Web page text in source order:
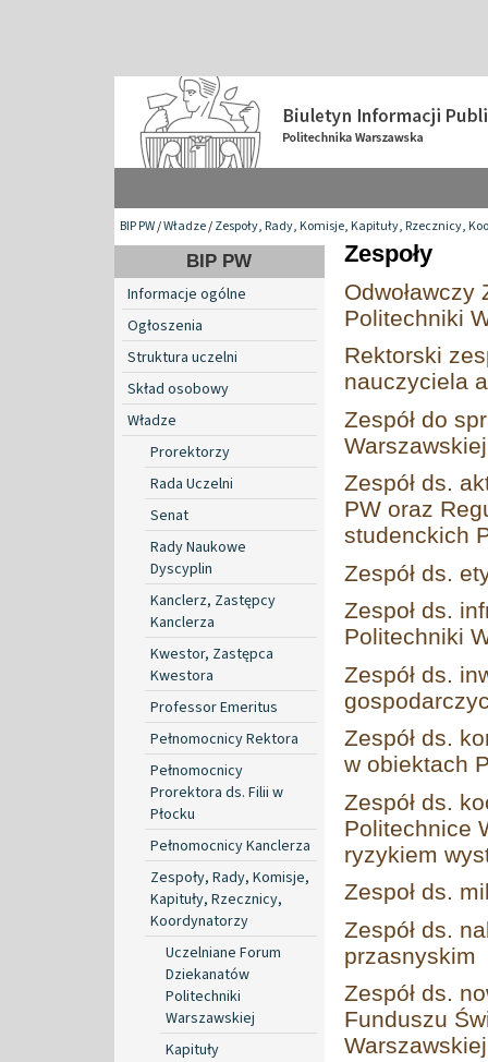
BIP PW/Władze/Zespoły, Rady, Komisje, Kapituły, Rzecznicy,
BIP PW
Informacje ogólne
Ogłoszenia
Struktura uczelni
Skład osobowy
Władze
Prorektorzy
Rada Uczelni
Senat
Rady Naukowe
Dyscyplin
Kanclerz, Zastępcy
Kanclerza
Kwestor, Zastępca
Kwestora
Professor Emeritus
Pełnomocnicy Rektora
Pełnomocnicy
Prorektora ds. Filii w
Płocku
Pełnomocnicy Kanclerza
Zespoły, Rady, Komisje,
Kapituły, Rzecznicy,
Koordynatorzy
Uczelniane Forum
Dziekanatów
Politechniki
Warszawskiej
Kapituły
Zespoły
Politechniki
Rektorski
nauczyciela
Zespół do
Warszawskiej
Zespół ds.
PW oraz
studenckich
Zespół ds.
Zespoł ds.
Politechniki
Zespół ds.
Zespół ds.
w obiektach
Zespół ds.
Politechnice
ryzykiem
Zespoł ds.
Zespół ds.
przasnyskim
Zespół ds.
Funduszu
Warszawskiej